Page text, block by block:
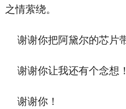
之情萦绕。
谢谢你把阿黛尔的芯片
谢谢你让我还有个念想！
谢谢你！